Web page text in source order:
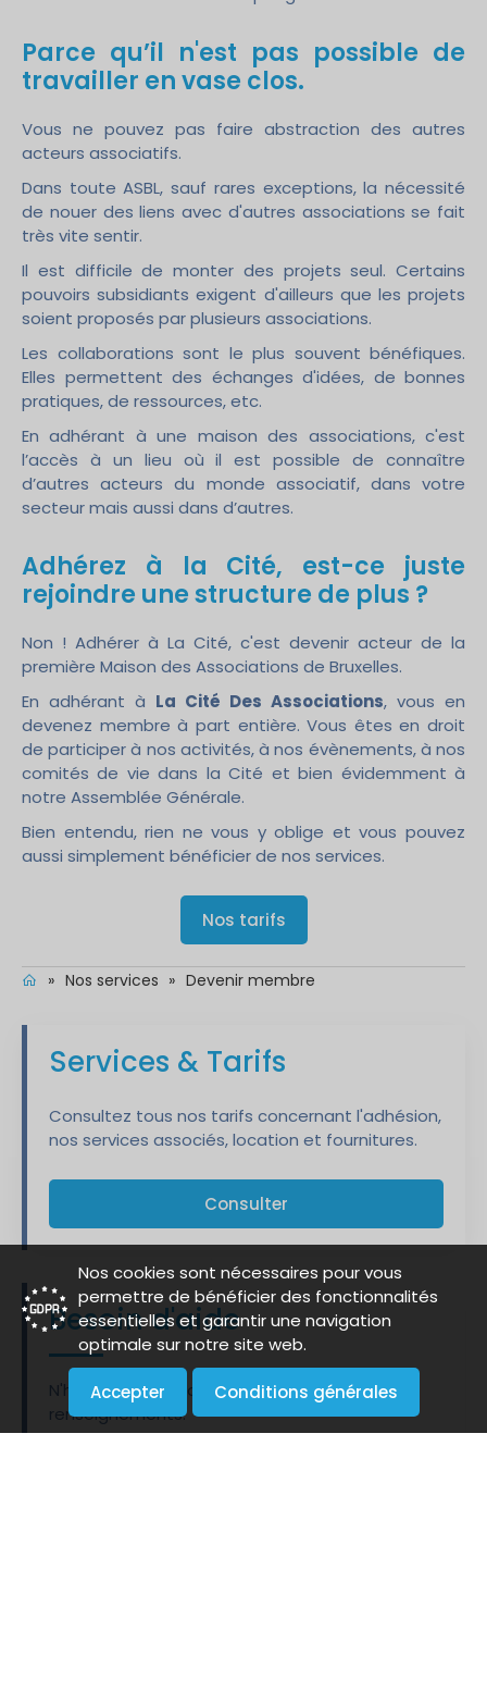
Nos cookies sont nécessaires pour vous
permettre de bénéficier des fonctionnalités
essentielles et garantir une navigation
optimale sur notre site web.
Accepter Conditions générales
Parce qu’il n'est pas possible de
travailler en vase clos.
Vous ne pouvez pas faire abstraction des autres
acteurs associatifs.
Dans toute ASBL, sauf rares exceptions, la nécessité
de nouer des liens avec d'autres associations se fait
très vite sentir.
Il est difficile de monter des projets seul. Certains
pouvoirs subsidiants exigent d'ailleurs que les projets
soient proposés par plusieurs associations.
Les collaborations sont le plus souvent bénéfiques.
Elles permettent des échanges d'idées, de bonnes
pratiques, de ressources, etc.
En adhérant à une maison des associations, c'est
l’accès à un lieu où il est possible de connaître
d’autres acteurs du monde associatif, dans votre
secteur mais aussi dans d’autres.
Adhérez à la Cité, est-ce juste
rejoindre une structure de plus ?
Non ! Adhérer à La Cité, c'est devenir acteur de la
première Maison des Associations de Bruxelles.
En adhérant à La Cité Des Associations, vous en
devenez membre à part entière. Vous êtes en droit
de participer à nos activités, à nos évènements, à nos
comités de vie dans la Cité et bien évidemment à
notre Assemblée Générale.
Bien entendu, rien ne vous y oblige et vous pouvez
aussi simplement bénéficier de nos services.
Nos tarifs
» Nos services » Devenir membre
Services & Tarifs
Consultez tous nos tarifs concernant l'adhésion,
nos services associés, location et fournitures.
Consulter
Besoin d'aide
N'hésitez pas à nous contacter pour tous
renseignements.